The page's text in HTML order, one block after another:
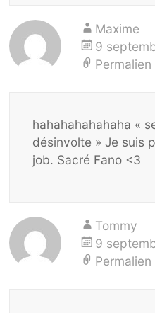
Maxime
9
Permalien
hahahahahahaha «
désinvolte » Je suis
job. Sacré Fano <3
Tommy
9
Permalien